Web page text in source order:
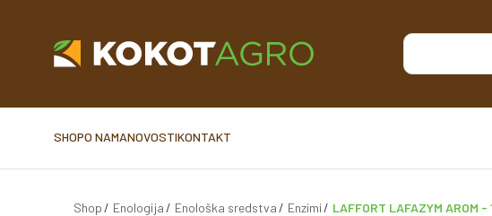
SHOPO NAMANOVOSTIKONTAKT
Shop Enologija Enološka sredstva Enzimi LAFFORT LAFAZYM AROM -